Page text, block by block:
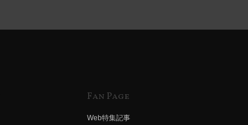
Fan Page
Web特集記事